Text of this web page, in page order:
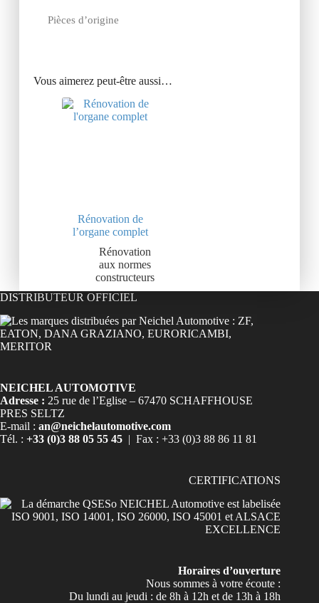
Pièces d’origine
Vous aimerez peut-être aussi…
Rénovation de
l’organe complet
Rénovation
aux normes
constructeurs
DISTRIBUTEUR OFFICIEL
NEICHEL AUTOMOTIVE
Adresse : 25 rue de l’Eglise – 67470 SCHAFFHOUSE
PRES SELTZ
E-mail : an@neichelautomotive.com
Tél. : +33 (0)3 88 05 55 45 | Fax : +33 (0)3 88 86 11 81
CERTIFICATIONS
Horaires d’ouverture
Nous sommes à votre écoute :
Du lundi au jeudi : de 8h à 12h et de 13h à 18h